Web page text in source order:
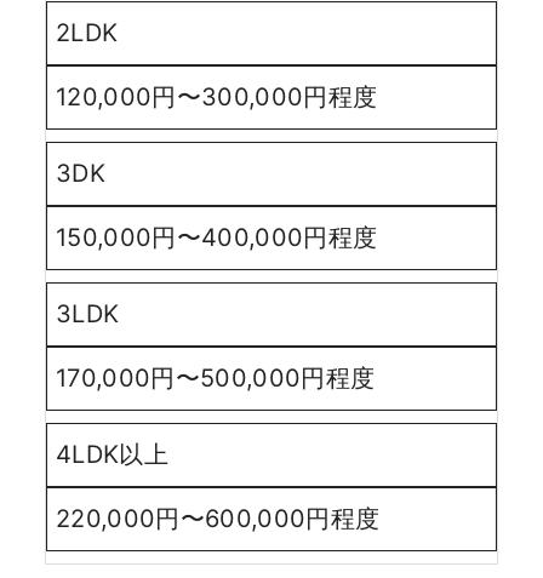
2LDK
120,000円〜300,000円程度
3DK
150,000円〜400,000円程度
3LDK
170,000円〜500,000円程度
4LDK以上
220,000円〜600,000円程度